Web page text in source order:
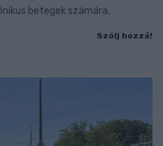
betegek számára.
Szólj hozzá!